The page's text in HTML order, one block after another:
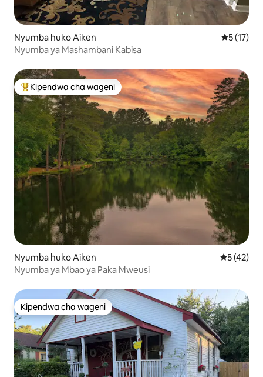
Nyumba huko Aiken Ukadiriaji
5 (17)
Nyumba ya Mashambani Kabisa
Kipendwa maarufu cha wageni
Kipendwa cha wageni
Nyumba huko Aiken Ukadiriaji
5 (42)
Nyumba ya Mbao ya Paka Mweusi
Kipendwa cha wageni
Kipendwa cha wageni